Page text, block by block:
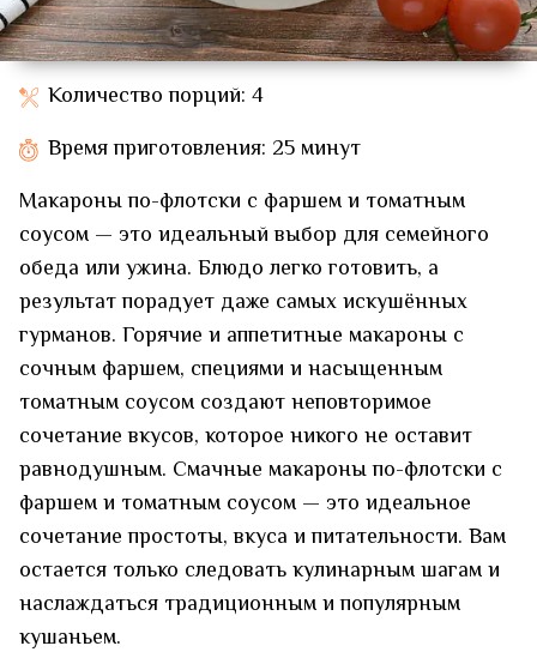
Количество порций: 4
Время приготовления: 25 минут
Макароны по-флотски с фаршем и томатным
соусом — это идеальный выбор для семейного
обеда или ужина. Блюдо легко готовить, а
результат порадует даже самых искушённых
гурманов. Горячие и аппетитные макароны с
сочным фаршем, специями и насыщенным
томатным соусом создают неповторимое
сочетание вкусов, которое никого не оставит
равнодушным. Смачные макароны по-флотски с
фаршем и томатным соусом — это идеальное
сочетание простоты, вкуса и питательности. Вам
остается только следовать кулинарным шагам и
наслаждаться традиционным и популярным
кушаньем.